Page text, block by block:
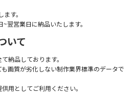
す。
翌営業日に納品いたします。
いて
納品しております。
画質が劣化しない制作業界標準のデータで
用としてご利用ください。